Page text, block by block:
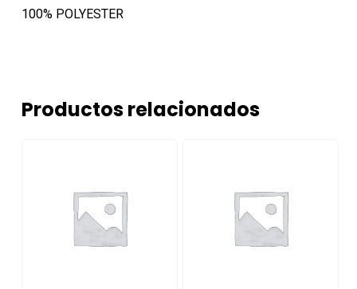
100% POLYESTER
Productos relacionados